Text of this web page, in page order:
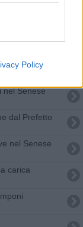
Policy
Senese
nel Senese
dal Prefetto
nel Senese
carica